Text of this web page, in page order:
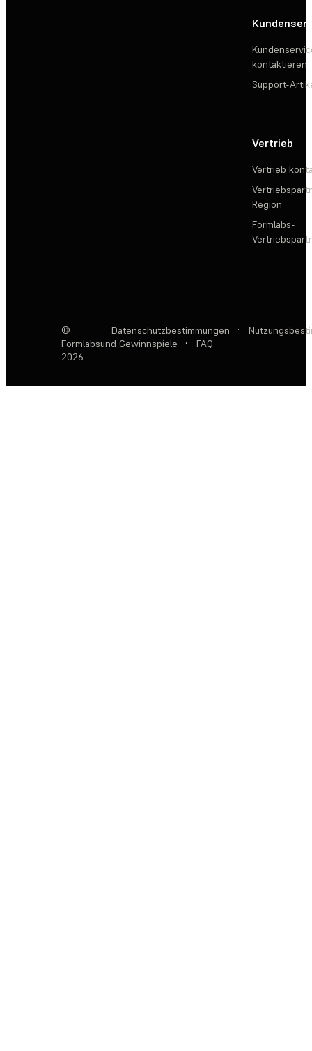
kontaktieren
Support-
Vertrieb
Vertrieb
Region
Formlabs-
©
Formlabs
2026
Datenschutzbestimmungen ·
und Gewinnspiele
· FAQ